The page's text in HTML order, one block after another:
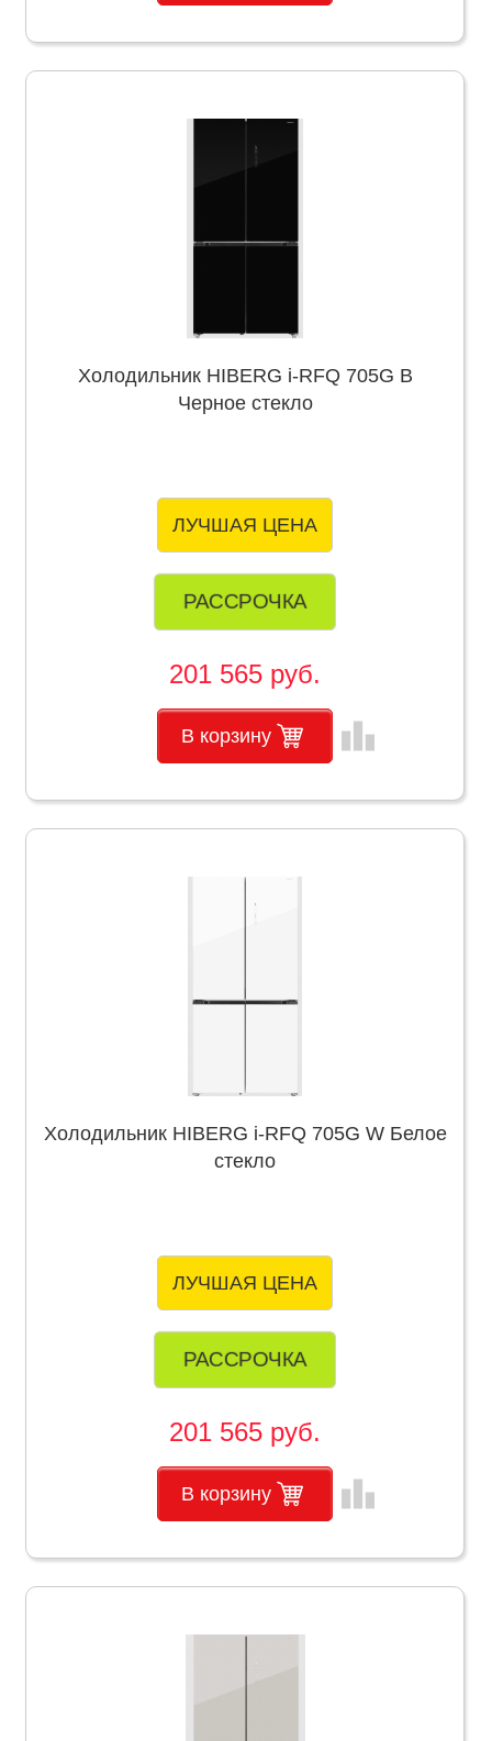
Холодильник HIBERG i-RFQ 705G B
Черное стекло
ЛУЧШАЯ ЦЕНА
РАССРОЧКА
201 565 руб.
В корзину leaderboard
Холодильник HIBERG i-RFQ 705G W Белое
стекло
ЛУЧШАЯ ЦЕНА
РАССРОЧКА
201 565 руб.
В корзину leaderboard